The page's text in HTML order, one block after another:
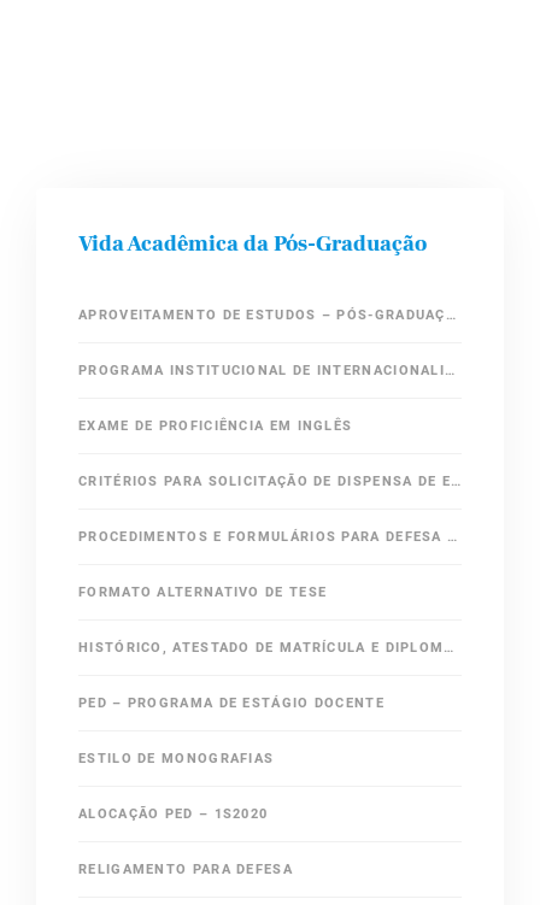
Vida Acadêmica da Pós-Graduação
APROVEITAMENTO DE ESTUDOS – PÓS-GRADUAÇÃO IC/UNICAMP
PROGRAMA INSTITUCIONAL DE INTERNACIONALIZAÇÃO – CAPES – PRINT
EXAME DE PROFICIÊNCIA EM INGLÊS
CRITÉRIOS PARA SOLICITAÇÃO DE DISPENSA DE EXAME DE PROFICIÊNCIA EM INGLÊS
PROCEDIMENTOS E FORMULÁRIOS PARA DEFESA DE MESTRADO E DOUTORADO
FORMATO ALTERNATIVO DE TESE
HISTÓRICO, ATESTADO DE MATRÍCULA E DIPLOMA EM INGLÊS
PED – PROGRAMA DE ESTÁGIO DOCENTE
ESTILO DE MONOGRAFIAS
ALOCAÇÃO PED – 1S2020
RELIGAMENTO PARA DEFESA